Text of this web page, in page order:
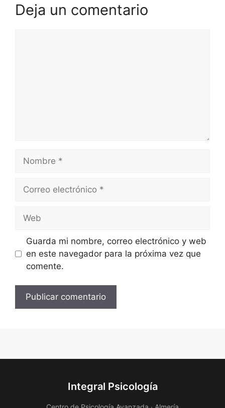
Deja un comentario
electrónico
Guarda mi nombre, correo electrónico y web
en este navegador para la próxima vez que
comente.
Integral Psicología